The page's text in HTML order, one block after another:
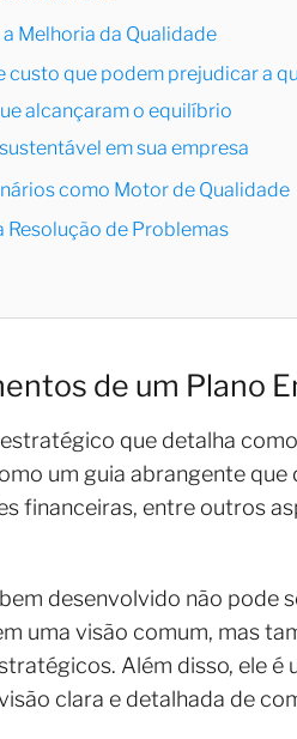
Melhoria da Qualidade
custo que podem prejudicar a
alcançaram o equilíbrio
em sua empresa
como Motor de Qualidade
Resolução de Problemas
de um Plano
que detalha
um guia abrangente que
financeiras, entre outros
desenvolvido não pode
uma visão comum, mas
Além disso, ele
clara e detalhada de